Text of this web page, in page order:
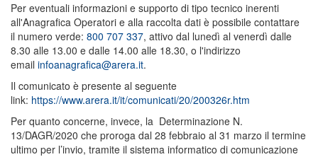
Per eventuali informazioni e supporto di tipo tecnico inerenti
all'Anagrafica Operatori e alla raccolta dati è possibile contattare
il numero verde: 800 707 337, attivo dal lunedì al venerdì dalle
8.30 alle 13.00 e dalle 14.00 alle 18.30, o l'indirizzo
email infoanagrafica@arera.it.
Il comunicato è presente al seguente
link: https://www.arera.it/it/comunicati/20/200326r.htm
Per quanto concerne, invece, la Determinazione N.
13/DAGR/2020 che proroga dal 28 febbraio al 31 marzo il termine
ultimo per l’invio, tramite il sistema informatico di comunicazione